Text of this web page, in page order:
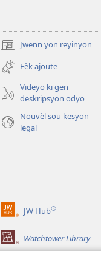
Jwenn yon reyinyon
(opens
new
window)
Fèk ajoute
Videyo ki gen
deskripsyon odyo
Nouvèl sou kesyon
legal
JW Hub®
(opens
new
window)Watchtower Library